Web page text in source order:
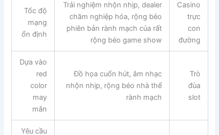
Casino
trực
con
đường
Trải nghiệm nhộn nhịp, dealer
chăm nghiệp hóa, rộng béo
phiên bản rành mạch của rất
rộng béo game show
Tốc độ
mạng
ổn định
Trò
đùa
slot
Đồ họa cuốn hút, âm nhạc
nhộn nhịp, rộng béo nhà thể
rành mạch
Dựa vào
red
color
may
mắn
Yêu cầu